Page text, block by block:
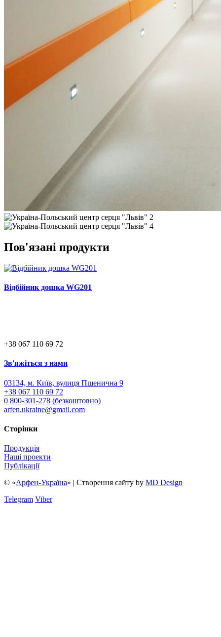
Пов'язані продукти
Відбійник дошка WG201
+38 067 110 69 72
Зв'яжіться з нами
03134, м. Київ, вулиця Пшенична 9
+38 067 110 69 72
0 800-301-278 (безкоштовно)
arfen.ukraine@gmail.com
Сторінки
Продукція
Наші проекти
Публікації
© «Арфен-Україна» | Створення сайту by MD Design
Telegram Viber